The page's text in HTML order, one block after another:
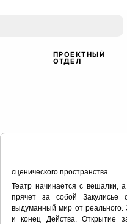
ПРОЕКТНЫЙ
ОТДЕЛ
сценического пространства
Театр начинается с вешалки, а
прячет за собой Закулисье
выдуманный мир от реального.
и конец Действа. Открытие